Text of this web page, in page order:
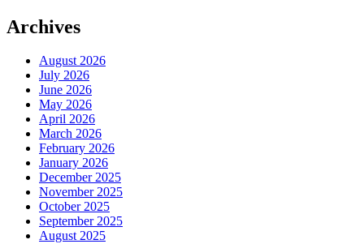
Archives
August 2026
July 2026
June 2026
May 2026
April 2026
March 2026
February 2026
January 2026
December 2025
November 2025
October 2025
September 2025
August 2025